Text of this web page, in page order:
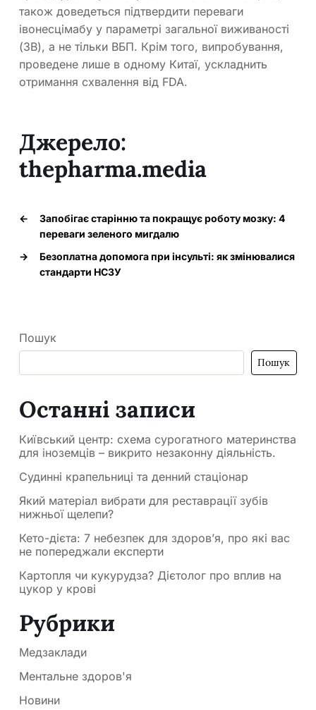
також доведеться підтвердити переваги
івонесцімабу у параметрі загальної виживаності
(ЗВ), а не тільки ВБП. Крім того, випробування,
проведене лише в одному Китаї, ускладнить
отримання схвалення від FDA.
Джерело:
thepharma.media
←
Запобігає старінню та покращує роботу мозку: 4
переваги зеленого мигдалю
→
Безоплатна допомога при інсульті: як змінювалися
стандарти НСЗУ
Пошук
Пошук
Останні записи
Київський центр: схема сурогатного материнства
для іноземців – викрито незаконну діяльність.
Судинні крапельниці та денний стаціонар
Який матеріал вибрати для реставрації зубів
нижньої щелепи?
Кето-дієта: 7 небезпек для здоров’я, про які вас
не попереджали експерти
Картопля чи кукурудза? Дієтолог про вплив на
цукор у крові
Рубрики
Медзаклади
Ментальне здоров'я
Новини